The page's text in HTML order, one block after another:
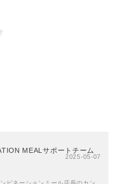
MEALサポートチーム
2025-05-07